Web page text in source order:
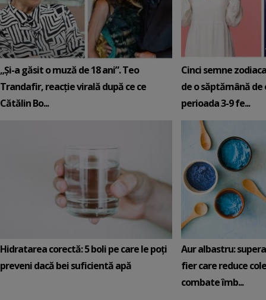
„Și-a găsit o muză de 18 ani”. Teo
Trandafir, reacție virală după ce ce
Cătălin Bo...
Cinci semne
de o săptămână de
perioada 3-9 fe...
Hidratarea corectă: 5 boli pe care le poți
preveni dacă bei suficientă apă
Aur albastru:
fier care reduce
combate îmb...